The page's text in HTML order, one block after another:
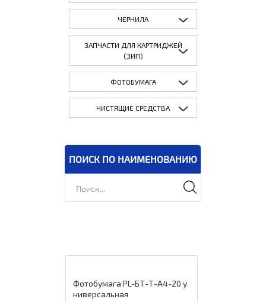
ЧЕРНИЛА
ЗАПЧАСТИ ДЛЯ КАРТРИДЖЕЙ
(ЗИП)
ФОТОБУМАГА
ЧИСТЯЩИЕ СРЕДСТВА
ПОИСК ПО НАИМЕНОВАНИЮ
Фотобумага PL-БТ-Т-А4-20 у
ниверсальная